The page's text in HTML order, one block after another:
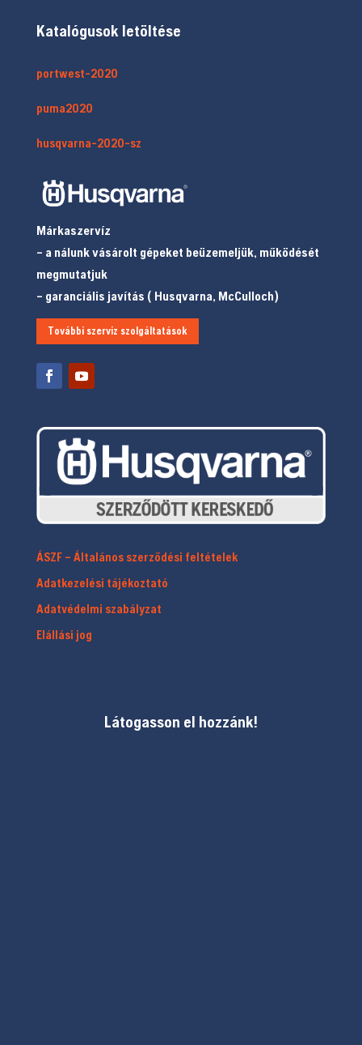
Katalógusok letöltése
portwest-2020
puma2020
husqvarna-2020-sz
Márkaszervíz
– a nálunk vásárolt gépeket beüzemeljük, működését
megmutatjuk
– garanciális javítás ( Husqvarna, McCulloch)
További szerviz szolgáltatások
ÁSZF – Általános szerződési feltételek
Adatkezelési tájékoztató
Adatvédelmi szabályzat
Elállási jog
Látogasson el hozzánk!